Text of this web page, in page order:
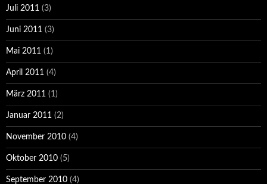
Juli 2011 (3)
Juni 2011 (3)
Mai 2011 (1)
April 2011 (4)
März 2011 (1)
Januar 2011 (2)
November 2010 (4)
Oktober 2010 (5)
September 2010 (4)